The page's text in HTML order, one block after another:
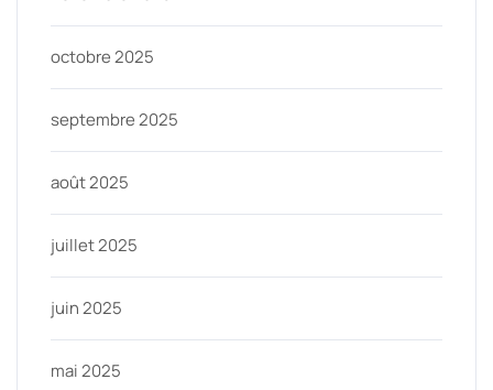
octobre 2025
septembre 2025
août 2025
juillet 2025
juin 2025
mai 2025